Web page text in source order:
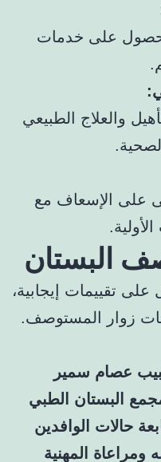
على خدمات
والعلاج الطبيعي
على الإسعاف مع
البستان
تقييمات إيجابية،
زوار المستوصف.
عصام سمير
البستان الطبي
حالات الوافدين
المهنية